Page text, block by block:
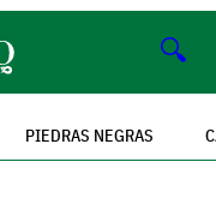
🔍
PIEDRAS NEGRAS